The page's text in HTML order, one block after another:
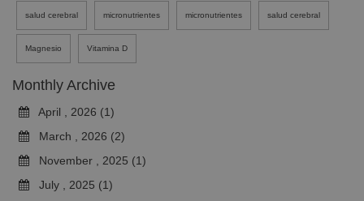
salud cerebral micronutrientes micronutrientes salud cerebral
Magnesio Vitamina D
Monthly Archive
April , 2026 (1)
March , 2026 (2)
November , 2025 (1)
July , 2025 (1)